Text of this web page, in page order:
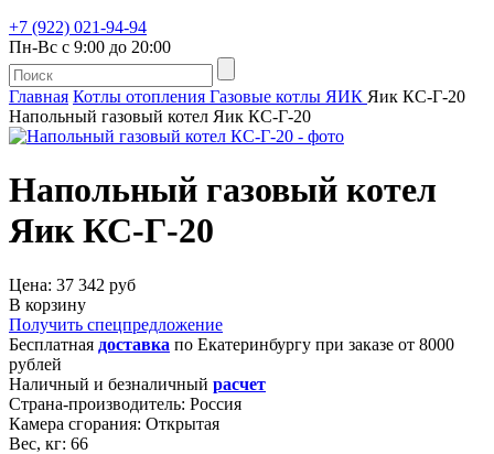
+7 (922) 021-94-94
Пн-Вс с 9:00 до 20:00
Главная Котлы отопления Газовые котлы ЯИК Яик КС-Г-20
Напольный газовый котел Яик КС-Г-20
Напольный газовый котел
Яик КС-Г-20
Цена: 37 342 руб
В корзину
Получить спецпредложение
Бесплатная доставка по Екатеринбургу при заказе от 8000
рублей
Наличный и безналичный расчет
Страна-производитель: Россия
Камера сгорания: Открытая
Вес, кг: 66